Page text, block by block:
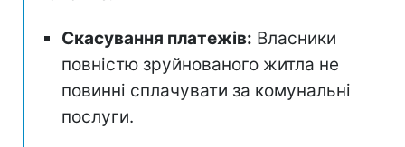
Скасування платежів: Власники
повністю зруйнованого житла не
повинні сплачувати за комунальні
послуги.